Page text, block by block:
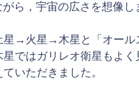
ら，宇宙の広さを想像
→火星→木星と「オール
ではガリレオ衛星もよ
いただきました。